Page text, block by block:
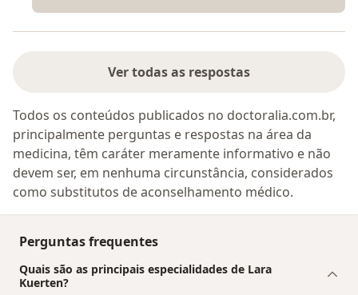
Ver todas as respostas
Todos os conteúdos publicados no doctoralia.com.br,
principalmente perguntas e respostas na área da
medicina, têm caráter meramente informativo e não
devem ser, em nenhuma circunstância, considerados
como substitutos de aconselhamento médico.
Perguntas frequentes
Quais são as principais especialidades de Lara
Kuerten?